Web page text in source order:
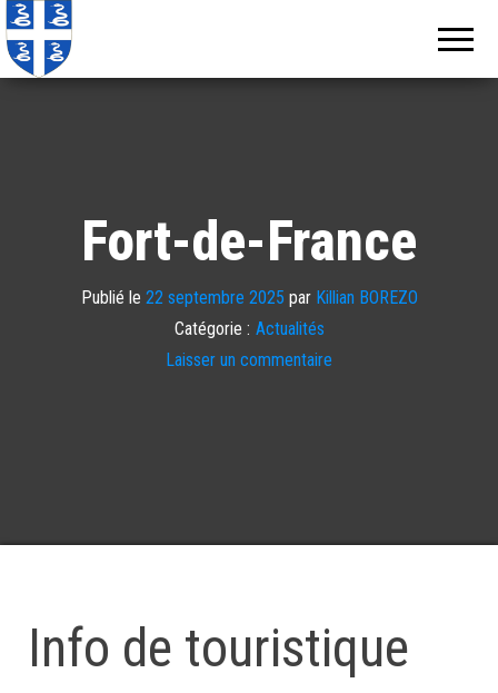
Fort-de-France
Publié le 22 septembre 2025 par Killian BOREZO
Catégorie : Actualités
Laisser un commentaire
Info de touristique